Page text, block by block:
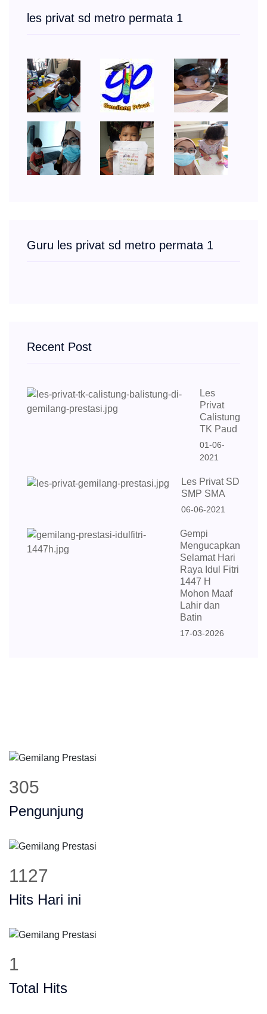
les privat sd metro permata 1
Guru les privat sd metro permata 1
Recent Post
Les
Privat
Calistung
TK Paud
01-06-
2021
Les Privat SD
SMP SMA
06-06-2021
Gempi
Mengucapkan
Selamat Hari
Raya Idul Fitri
1447 H
Mohon Maaf
Lahir dan
Batin
17-03-2026
305
Pengunjung
1127
Hits Hari ini
1
Total Hits